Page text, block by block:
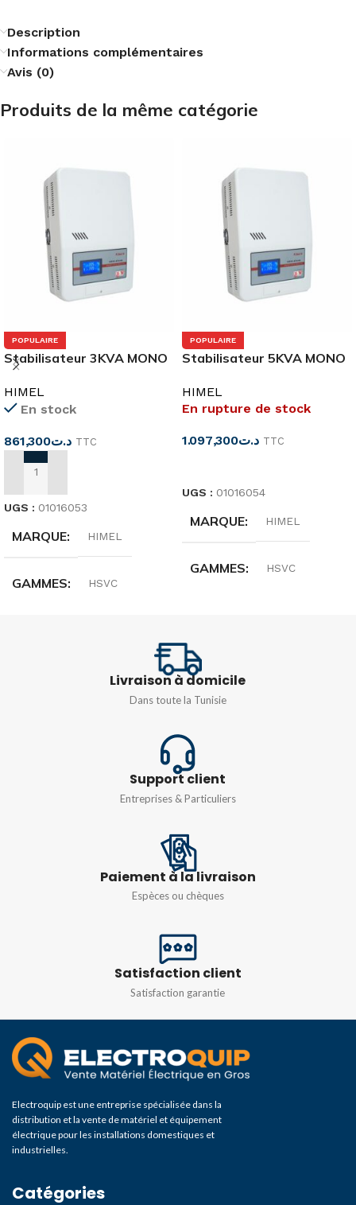
Description
Informations complémentaires
Avis (0)
Produits de la même catégorie
POPULAIRE
Stabilisateur 3KVA MONO
HSVCB3C230110WF
HIMEL
En stock
د.ت861,300 TTC
AJOUTER AU PANIER
UGS : 01016053
MARQUE HIMEL
GAMMES HSVC
50/60HZ
POPULAIRE
Stabilisateur 5KVA MONO
HSVCB5C230110WF
HIMEL
En rupture de stock
د.ت1.097,300
TTC
UGS : 01016054
MARQUE HIMEL
GAMMES HSVC
FRÉQUENCE
Livraison à domicile
Dans toute la Tunisie
Support client
Entreprises & Particuliers
Paiement à la livraison
Espèces ou chèques
Satisfaction client
Satisfaction garantie
Electroquip est une entreprise spécialisée dans la
distribution et la vente de matériel et équipement
électrique pour les installations domestiques et
industrielles.
Catégories